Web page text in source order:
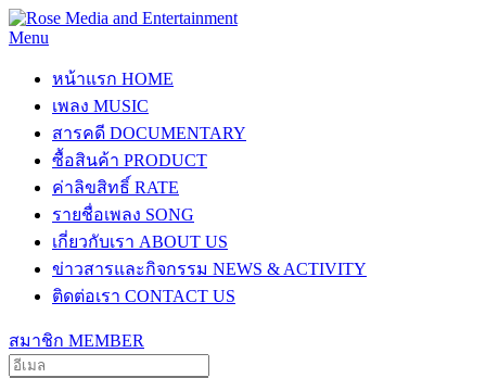
Menu
หน้าแรก HOME
เพลง MUSIC
สารคดี DOCUMENTARY
ซื้อสินค้า PRODUCT
ค่าลิขสิทธิ์ RATE
รายชื่อเพลง SONG
เกี่ยวกับเรา ABOUT US
ข่าวสารและกิจกรรม NEWS & ACTIVITY
ติดต่อเรา CONTACT US
สมาชิก MEMBER